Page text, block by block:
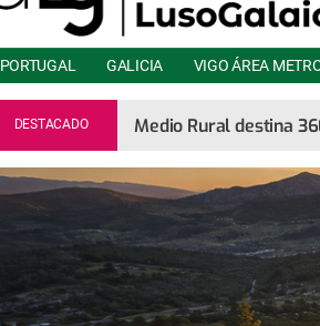
PORTUGAL GALICIA VIGO ÁREA
DESTACADO Medio Rural destina